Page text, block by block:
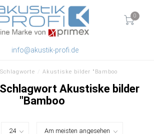
0
info@akustik-profi.de
Schlagworte Akustiske bilder "Bamboo
Akustiske bilder
"Bamboo